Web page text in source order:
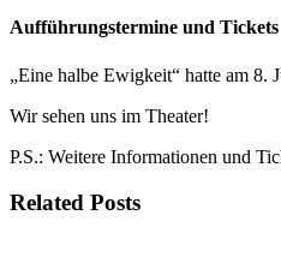
Aufführungstermine und Tickets
„Eine halbe Ewigkeit“ hatte am 8.
Wir sehen uns im Theater!
P.S.: Weitere Informationen und
Related Posts